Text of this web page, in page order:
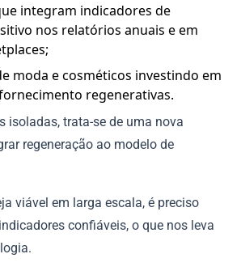
integram indicadores de
nos relatórios anuais e em
moda e cosméticos investindo em
regenerativas.
isoladas, trata-se de uma nova
regeneração ao modelo de
viável em larga escala, é preciso
confiáveis, o que nos leva